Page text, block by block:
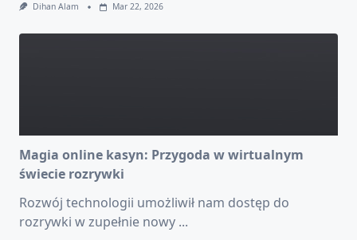
Dihan Alam Mar 22, 2026
Magia online kasyn: Przygoda w wirtualnym
świecie rozrywki
Rozwój technologii umożliwił nam dostęp do
rozrywki w zupełnie nowy ...